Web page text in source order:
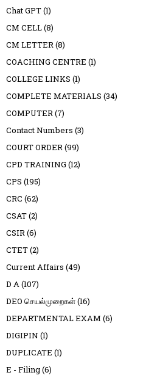
Chat GPT(1)
CM CELL(8)
CM LETTER(8)
COACHING CENTRE (1)
COLLEGE LINKS (1)
COMPLETE MATERIALS (34)
COMPUTER(7)
Contact Numbers (3)
COURT ORDER(99)
CPD TRAINING (12)
CPS (195)
CRC (62)
CSAT(2)
CSIR(6)
CTET(2)
Current Affairs (49)
D A(107)
DEO செயல்முறைகள்(16)
DEPARTMENTAL EXAM (6)
DIGIPIN (1)
DUPLICATE (1)
E - Filing(6)